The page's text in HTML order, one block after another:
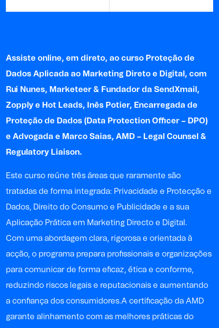
Assiste online, em direto, ao curso Proteção de
Dados Aplicada ao Marketing Direto e Digital , com
Rui Nunes, Marketeer & Fundador da SendXmail,
Zopply e Hot Leads, Inês Potier, Encarregada de
Proteção de Dados (Data Protection Officer – DPO)
e Advogada e Marco Saias, AMD – Legal Counsel &
Regulatory Liaison.
Este curso reúne três áreas que raramente são
tratadas de forma integrada: Privacidade e Protecção e
Dados, Direito do Consumo e Publicidade e a sua
Aplicação Prática em Marketing Directo e Digital.
Com uma abordagem clara, rigorosa e orientada à
acção, o programa prepara profissionais e organizações
para comunicar de forma eficaz, ética e conforme,
reduzindo riscos legais e reputacionais e aumentando
a confiança dos consumidores.A certificação da AMD
garante alinhamento com as melhores práticas do